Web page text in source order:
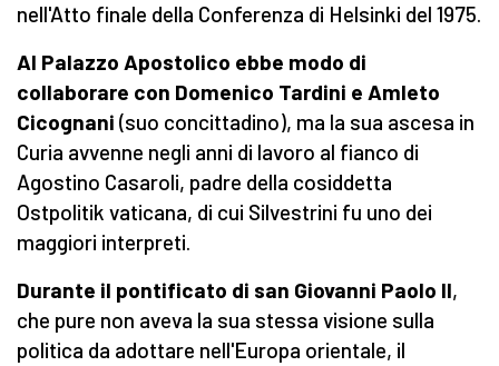
nell'Atto finale della Conferenza di Helsinki del 1975.
Al Palazzo Apostolico ebbe modo di
collaborare con Domenico Tardini e Amleto
Cicognani (suo concittadino), ma la sua ascesa in
Curia avvenne negli anni di lavoro al fianco di
Agostino Casaroli, padre della cosiddetta
Ostpolitik vaticana, di cui Silvestrini fu uno dei
maggiori interpreti.
Durante il pontificato di san Giovanni Paolo II,
che pure non aveva la sua stessa visione sulla
politica da adottare nell'Europa orientale, il